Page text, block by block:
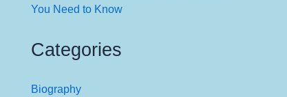
You Need to Know
Categories
Biography